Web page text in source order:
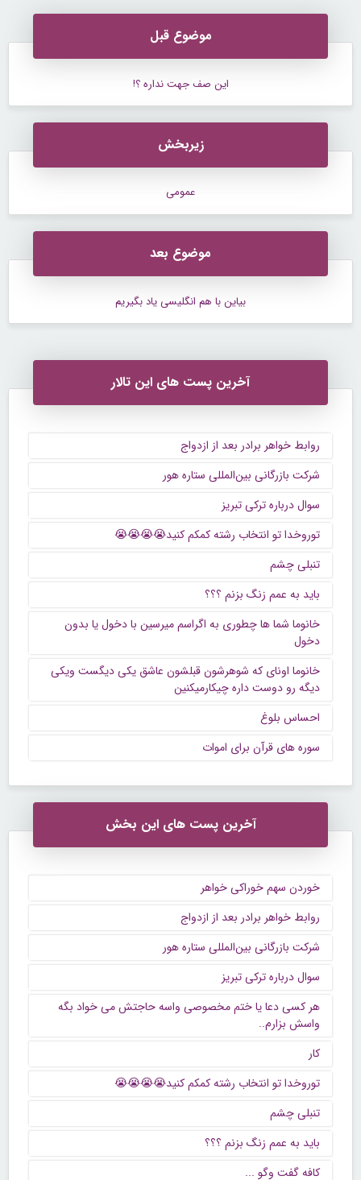
موضوع قبل
این صف جهت نداره ؟!
زیربخش
عمومی
موضوع بعد
بیاین با هم انگلیسی یاد بگیریم
آخرین پست های این تالار
روابط خواهر برادر بعد از ازدواج
شرکت بازرگانی بین‌المللی ستاره هور
سوال درباره ترکی تبریز
توروخدا تو انتخاب رشته کمکم کنید😭😭😭😭
تنبلی چشم
باید به عمم زنگ بزنم ؟؟؟
خانوما شما ها چطوری به اگراسم میرسین با دخول یا بدون
دخول
خانوما اونای که شوهرشون قبلشون عاشق یکی دیگست ویکی
دیگه رو دوست داره چیکارمیکنین
احساس بلوغ
سوره های قرآن برای اموات
آخرین پست های این بخش
خوردن سهم خوراکی خواهر
روابط خواهر برادر بعد از ازدواج
شرکت بازرگانی بین‌المللی ستاره هور
سوال درباره ترکی تبریز
هر کسی دعا یا ختم مخصوصی واسه حاجتش می خواد بگه
واسش بزارم..
کار
توروخدا تو انتخاب رشته کمکم کنید😭😭😭😭
تنبلی چشم
باید به عمم زنگ بزنم ؟؟؟
كافه گفت وگو ...